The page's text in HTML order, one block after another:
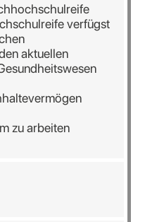
verfügst
aktuellen
zu arbeiten